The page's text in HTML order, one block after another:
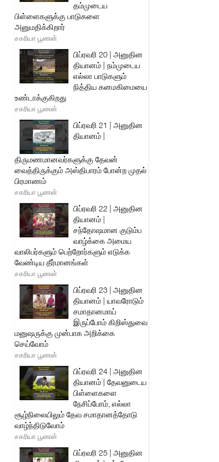
தம்முடைய
பிள்ளைகளுக்கு பாடுகளை
அனுமதிக்கிறார்
சகரியா பூணன்
பிப்ரவரி 20 | அனுதின
தியானம் | நம்முடைய
எல்லா பாடுகளும்
நித்திய கனமகிமையை
உண்டாக்குகிறது
சகரியா பூணன்
பிப்ரவரி 21 | அனுதின
தியானம் |
திருமணமானவர்களுக்கு தேவன்
வைத்திருக்கும் அஸ்திபாரம் போன்ற முதல்
பிரமாணம்
சகரியா பூணன்
பிப்ரவரி 22 | அனுதின
தியானம் |
சந்தோஷமான குடும்ப
வாழ்க்கை அமைய
வாலிபர்களும் பெற்றோர்களும் எடுக்க
வேண்டிய தீர்மானங்கள்
சகரியா பூணன்
பிப்ரவரி 23 | அனுதின
தியானம் | யாவரோடும்
சமாதானமாய்
இருப்போம் கிறிஸ்துவை
மனுஷருக்கு முன்பாக அறிக்கை
செய்வோம்
சகரியா பூணன்
பிப்ரவரி 24 | அனுதின
தியானம் | தேவனுடைய
பிள்ளைகளை
நேசிப்போம், எல்லா
சூழ்நிலையிலும் தேவ சமாதானத்தோடு
வாழ்ந்திடுவோம்
சகரியா பூணன்
பிப்ரவரி 25 | அனுதின